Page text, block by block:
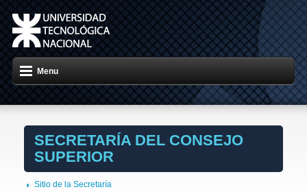
Menu
SECRETARÍA DEL CONSEJO
SUPERIOR
Sitio de la Secretaría